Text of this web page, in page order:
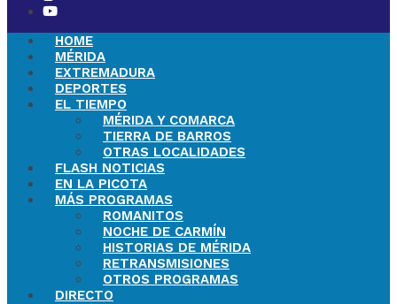
HOME
MÉRIDA
EXTREMADURA
DEPORTES
EL TIEMPO
MÉRIDA Y COMARCA
TIERRA DE BARROS
OTRAS LOCALIDADES
FLASH NOTICIAS
EN LA PICOTA
MÁS PROGRAMAS
ROMANITOS
NOCHE DE CARMÍN
HISTORIAS DE MÉRIDA
RETRANSMISIONES
OTROS PROGRAMAS
DIRECTO